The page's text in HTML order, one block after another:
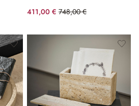
411,00 € 748,00 €
(45.05%spared)